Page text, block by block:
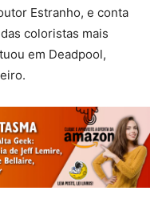
Estranho, e conta
coloristas mais
em Deadpool,